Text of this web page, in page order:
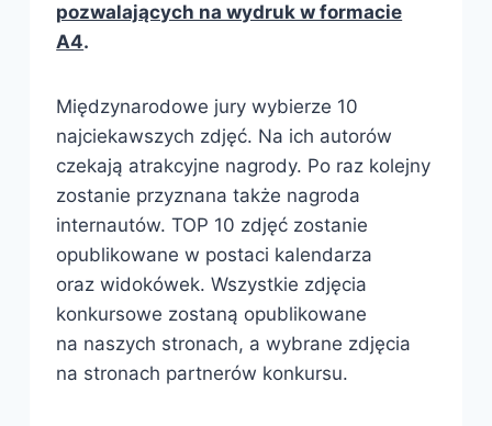
pozwalających na wydruk w formacie
A4.
Międzynarodowe jury wybierze 10
najciekawszych zdjęć. Na ich autorów
czekają atrakcyjne nagrody. Po raz kolejny
zostanie przyznana także nagroda
internautów. TOP 10 zdjęć zostanie
opublikowane w postaci kalendarza
oraz widokówek. Wszystkie zdjęcia
konkursowe zostaną opublikowane
na naszych stronach, a wybrane zdjęcia
na stronach partnerów konkursu.